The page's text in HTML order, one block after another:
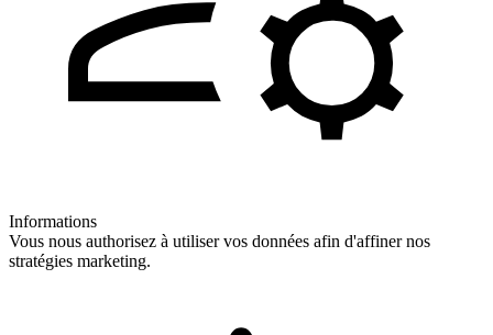
Informations
Vous nous authorisez à utiliser vos données afin d'affiner nos
stratégies marketing.